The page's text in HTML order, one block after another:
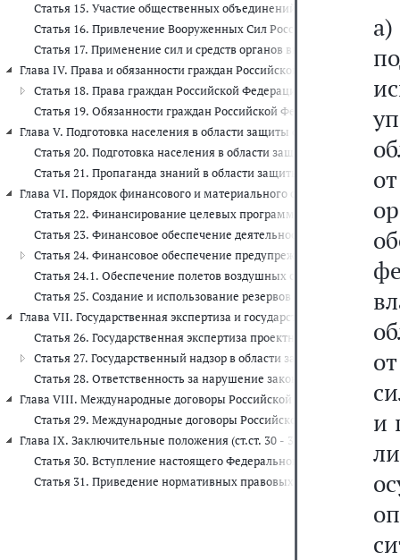
Статья 15. Участие общественных объединений в ликвидации
Статья 16. Привлечение Вооруженных Сил Российской
Статья 17. Применение сил и средств органов внутренних дел
Глава IV. Права и обязанности граждан Российской Федерации,
Статья 18. Права граждан Российской Федерации, иностранных
Статья 19. Обязанности граждан Российской Федерации,
Глава V. Подготовка населения в области защиты от чрезвычайных
Статья 20. Подготовка населения в области защиты от
Статья 21. Пропаганда знаний в области защиты населения и
Глава VI. Порядок финансового и материального обеспечения
Статья 22. Финансирование целевых программ
Статья 23. Финансовое обеспечение деятельности органов
Статья 24. Финансовое обеспечение предупреждения и
Статья 24.1. Обеспечение полетов воздушных судов
Статья 25. Создание и использование резервов финансовых и
Глава VII. Государственная экспертиза и государственный надзор
Статья 26. Государственная экспертиза проектной
Статья 27. Государственный надзор в области защиты населения
Статья 28. Ответственность за нарушение законодательства
Глава VIII. Международные договоры Российской Федерации в
Статья 29. Международные договоры Российской Федерации
Глава IX. Заключительные положения (ст.ст. 30 - 31)
Статья 30. Вступление настоящего Федерального закона в силу
Статья 31. Приведение нормативных правовых актов в
и